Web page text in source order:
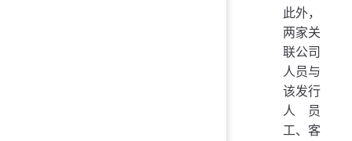
此外，
两家关
联公司
人员与
该发行
人员
工、客